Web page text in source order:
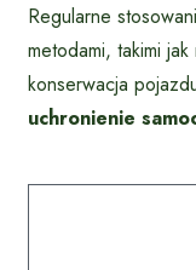
Regularne
metodami, takimi
konserwacja
uchronienie